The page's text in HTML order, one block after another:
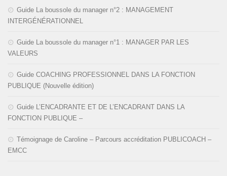
Guide La boussole du manager n°2 : MANAGEMENT
INTERGÉNÉRATIONNEL
Guide La boussole du manager n°1 : MANAGER PAR LES
VALEURS
Guide COACHING PROFESSIONNEL DANS LA FONCTION
PUBLIQUE (Nouvelle édition)
Guide L’ENCADRANTE ET DE L’ENCADRANT DANS LA
FONCTION PUBLIQUE –
Témoignage de Caroline – Parcours accréditation PUBLICOACH –
EMCC